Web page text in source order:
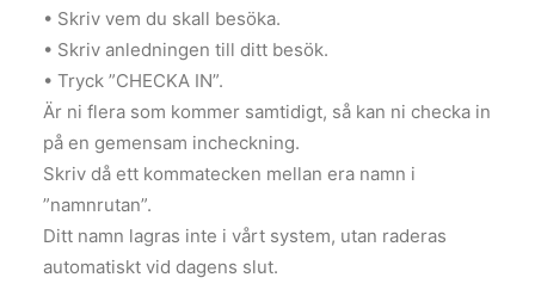
• Skriv vem du skall besöka.
• Skriv anledningen till ditt besök.
• Tryck ”CHECKA IN”.
Är ni flera som kommer samtidigt, så kan ni checka in
på en gemensam incheckning.
Skriv då ett kommatecken mellan era namn i
”namnrutan”.
Ditt namn lagras inte i vårt system, utan raderas
automatiskt vid dagens slut.